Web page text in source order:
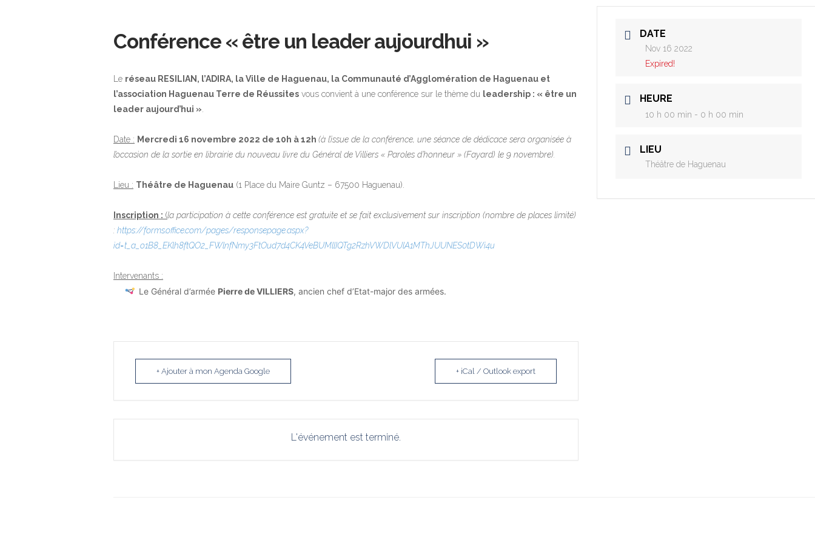
Conférence « être un leader aujourdhui »
Le réseau RESILIAN, l’ADIRA, la Ville de Haguenau, la Communauté d’Agglomération de Haguenau et
l’association Haguenau Terre de Réussites vous convient à une conférence sur le thème du leadership : « être un
leader aujourd’hui »
Date : Mercredi 16 novembre 2022 de 10h à 12h (à l’issue de la conférence, une séance de dédicace sera organisée à
l’occasion de la sortie en librairie du nouveau livre du Général de Villiers « Paroles d’honneur » (Fayard) le 9 novembre).
Lieu : Théâtre de Haguenau (1 Place du Maire Guntz – 67500 Haguenau).
Inscription : (la participation à cette conférence est gratuite et se fait exclusivement sur inscription (nombre de places limité)
: https://forms.office.com/pages/responsepage.aspx?
id=t_a_o1B8_EKlh8ftQO2_FWlnfNmy3FtOud7d4CK4VeBUMllIQTg2RzhVWDlVUlA1MThJUUNES0tDWi4u
Intervenants :
Le Général d’armée Pierre de VILLIERS, ancien chef d’Etat-major des armées.
+ Ajouter à mon Agenda Google + iCal / Outlook export
L'événement est terminé.
DATE
Nov 16 2022
Expired!
HEURE
10 h 00 min - 0 h 00 min
LIEU
Théâtre de Haguenau